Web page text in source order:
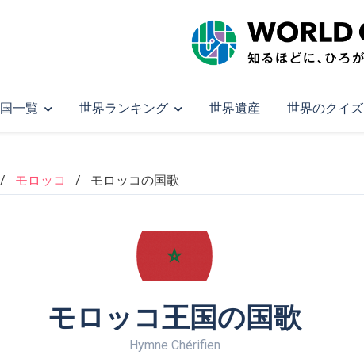
国一覧 世界ランキング 世界遺産 世界のクイズ
モロッコ モロッコの国歌
モロッコ王国の国歌
Hymne Chérifien